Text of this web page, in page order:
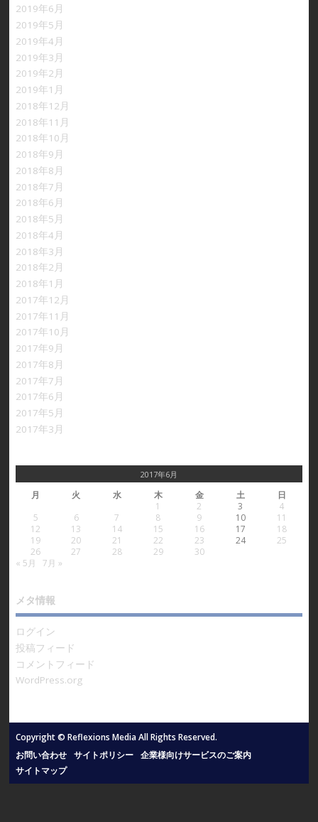
2019年6月
2019年5月
2019年4月
2019年3月
2019年2月
2019年1月
2018年12月
2018年11月
2018年10月
2018年9月
2018年8月
2018年7月
2018年6月
2018年5月
2018年4月
2018年3月
2018年2月
2018年1月
2017年12月
2017年11月
2017年10月
2017年9月
2017年8月
2017年7月
2017年6月
2017年5月
2017年3月
2017年6月
月 火 水 木 金 土
日
1
2 3
4
5
6 7 8 9 10
11
12
13 14 15 16 17
18
19
20 21 22 23 24
25
26
27 28 29
30
« 5月
7月 »
メタ情報
ログイン
投稿フィード
コメントフィード
WordPress.org
Copyright © Reflexions Media All Rights Reserved.
お問い合わせ サイトポリシー 企業様向けサービスのご案内
サイトマップ